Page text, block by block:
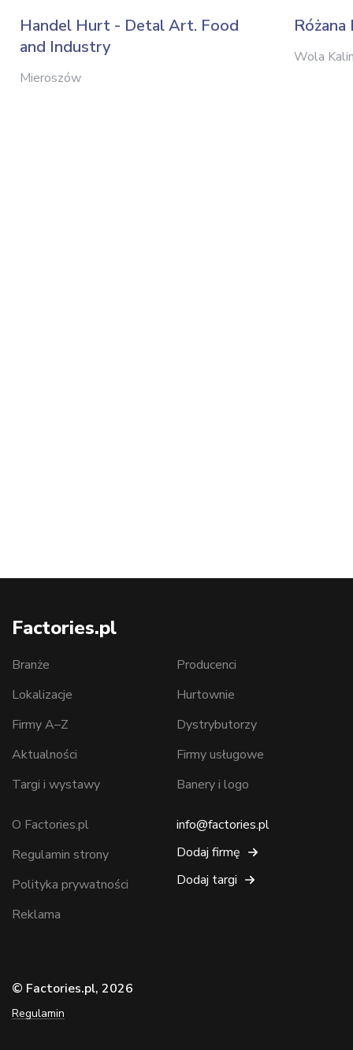
Handel Hurt - Detal Art. Food
and Industry
Mieroszów
Wola
Factories.pl
Branże
Lokalizacje
Firmy A–Z
Aktualności
Targi i wystawy
Producenci
Hurtownie
Dystrybutorzy
Firmy usługowe
Banery i logo
O Factories.pl
Regulamin strony
Polityka prywatności
Reklama
info@factories.pl
Dodaj firmę
Dodaj targi
© Factories.pl, 2026
Regulamin